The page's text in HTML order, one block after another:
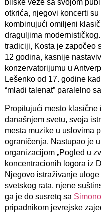
otkrića, njegovi koncerti
kombinujući omiljeni
draguljima
tradiciji, Kosta je započeo
12 godina, kasnije
konzervatorijumu u
Lešenko od 17. godine
“mladi talenat” paralelno
Propitujući mesto
današnjem svetu, svoja
mesta muzike u uslovima
ograničenja. Nastupao je
organizacijom „Pogled u
koncentracionih logora iz
Njegovo istraživanje
svetskog rata, njene
ga je do susretq sa
pripadnikom jevrejske